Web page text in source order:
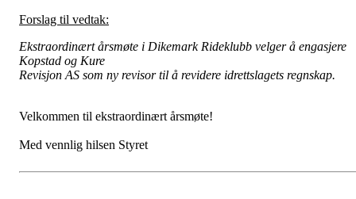
Forslag til vedtak:
Ekstraordinært årsmøte i Dikemark Rideklubb velger å engasjere
Kopstad og Kure
Revisjon AS som ny revisor til å revidere idrettslagets regnskap.
Velkommen til ekstraordinært årsmøte!
Med vennlig hilsen Styret